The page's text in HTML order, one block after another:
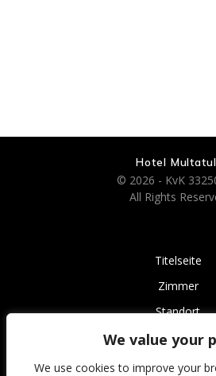
We value your
We use cookies to improve your
Hotel
© 2026 - KvK
All Rights
Titelseite
Zimmer
Standort
Kontakt
Faq